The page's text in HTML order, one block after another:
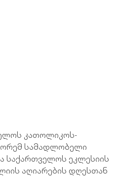
კათოლიკოს-
სამადლობელი
საქართველოს ეკლესიის
აღიარების დღესთან